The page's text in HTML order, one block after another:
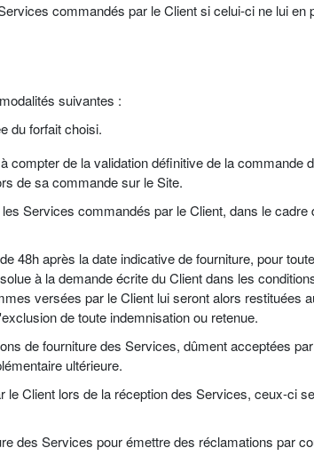
commandés par le Client si celui-ci ne lui en
suivantes :
du forfait choisi.
de la validation définitive de la commande
de sa commande sur le Site.
Services commandés par le Client, dans le cadre
48h après la date indicative de fourniture, pour
à la demande écrite du Client dans les
versées par le Client lui seront alors restituées
de toute indemnisation ou retenue.
de fourniture des Services, dûment acceptées
ultérieure.
Client lors de la réception des Services, ceux-ci
des Services pour émettre des réclamations par